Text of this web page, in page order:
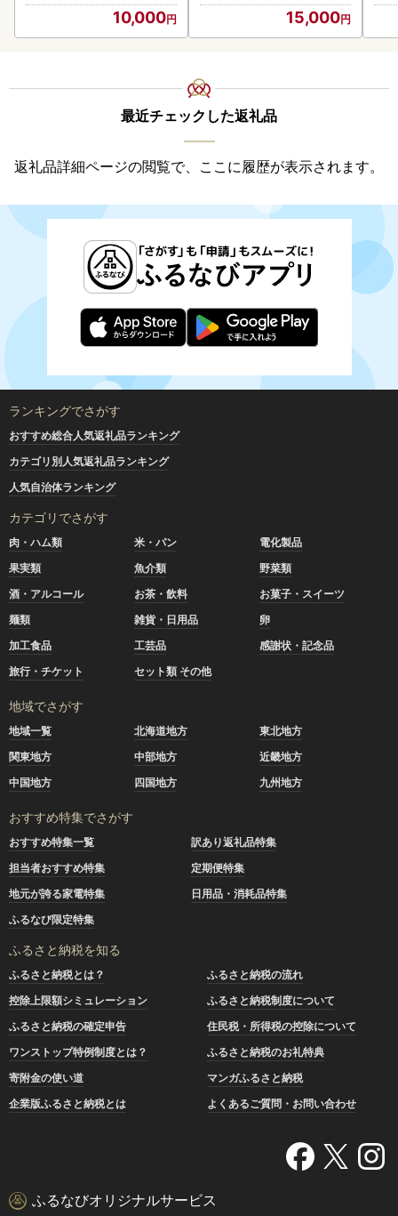
10,000 15,000
最近チェックした返礼品
返礼品詳細ページの閲覧で、ここに履歴が表示されます。
ランキングでさがす
おすすめ総合人気返礼品ランキング
カテゴリ別人気返礼品ランキング
人気自治体ランキング
カテゴリでさがす
肉・ハム類 米・パン
電化製品
果実類
魚介類
野菜類
酒・アルコール
お茶・飲料
お菓子・スイーツ
麺類
雑貨・日用品
卵
加工食品
工芸品
感謝状・記念品
旅行・チケット
セット類 その他
地域でさがす
地域一覧 北海道地方
東北地方
関東地方
中部地方
近畿地方
中国地方
四国地方 九州地方
おすすめ特集でさがす
おすすめ特集一覧
訳あり返礼品特集
担当者おすすめ特集
定期便特集
地元が誇る家電特集
日用品・消耗品特集
ふるなび限定特集
ふるさと納税を知る
ふるさと納税とは？
ふるさと納税の流れ
控除上限額シミュレーション
ふるさと納税制度について
ふるさと納税の確定申告
住民税・所得税の控除について
ワンストップ特例制度とは？
ふるさと納税のお礼特典
寄附金の使い道
マンガふるさと納税
企業版ふるさと納税とは
よくあるご質問・お問い合わせ
ふるなびオリジナルサービス